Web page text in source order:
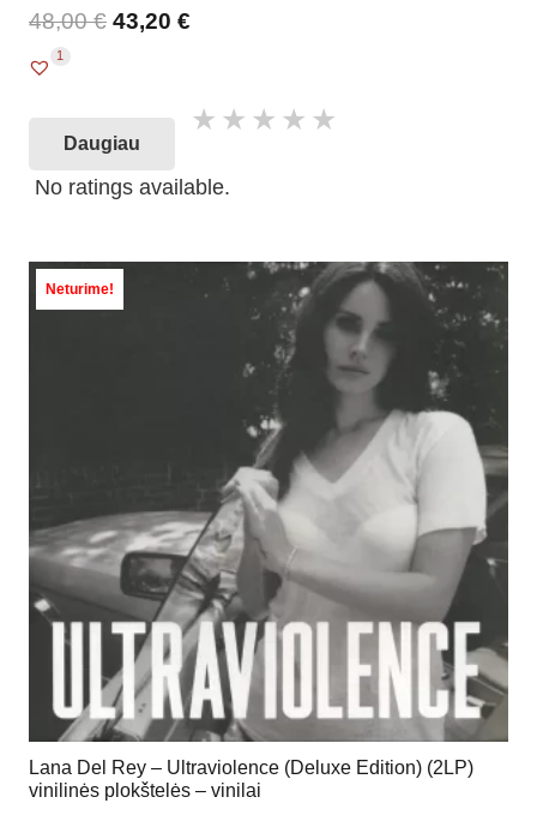
48,00€ 43,20 €
1
Daugiau
No ratings available.
Neturime!
Lana Del Rey – Ultraviolence (Deluxe Edition) (2LP)
vinilinės plokštelės – vinilai